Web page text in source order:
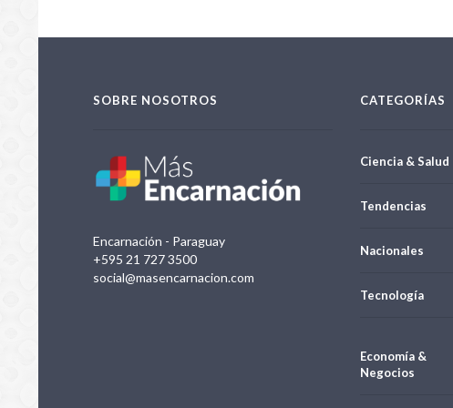
SOBRE NOSOTROS
Encarnación - Paraguay
+595 21 727 3500
social@masencarnacion.com
CATEGORÍAS
Ciencia & Salud
Tendencias
Nacionales
Tecnología
Economía &
Negocios